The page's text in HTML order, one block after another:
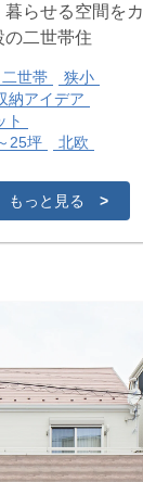
暮らせる空間をカ
の二世帯住
二世帯
狭小
納アイデア
ト
25坪 北欧
もっと見る>